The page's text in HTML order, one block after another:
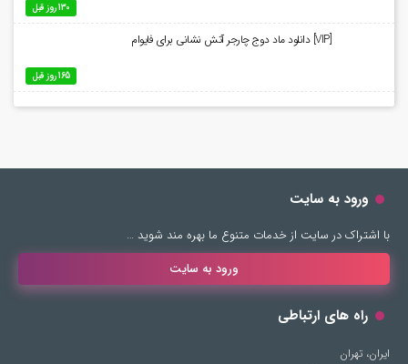
130 روز قبل
[VIP] دانلود ماد دوج چارجر آتش نشانی برای فایوام
165 روز قبل
ورود به سایت
با اشتراک در سایت از خدمات متنوع ما بهره مند شوید …
ورود به سایت
راه های ارتباطی
ایران، تهران